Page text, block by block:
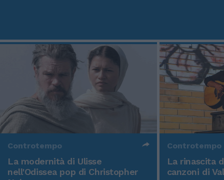
Controtempo
La modernità di Ulisse
nell'Odissea pop di Christopher
Controtempo
La rinascita
canzoni di